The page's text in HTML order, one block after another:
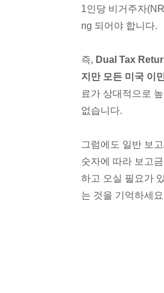
1인당 비거주자
ng 되어야 합니다.
즉, Dual Tax
지만 모든 미국 이
료가 상대적으로
없습니다.
그럼에도 일반 보
숫자에 따라 보고
하고 오실 필요가
는 것을 기억하세